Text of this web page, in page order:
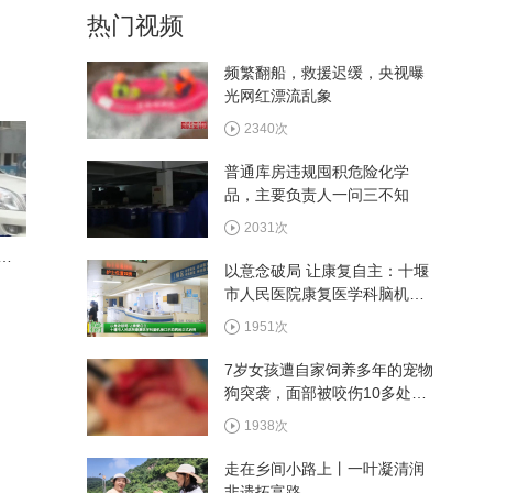
2026年全市审计系统工作推
进会召开
十堰全面推进食品安全“互联
网+AI监管”工作
看村BA游郧阳 多家景区推
出观赛专属福利
热门视频
频繁翻船，救援迟缓，央视曝
光网红漂流乱象
2340次
普通库房违规囤积危险化学
品，主要负责人一问三不知
2031次
以意念破局 让康复自主：十堰
市人民医院康复医学科脑机接
口示范病房正式启用
1951次
7岁女孩遭自家饲养多年的宠物
狗突袭，面部被咬伤10多处，
嘴唇被撕裂
1938次
走在乡间小路上丨一叶凝清润